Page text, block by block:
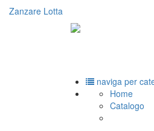
Zanzare Lotta
naviga per
Home
Catalogo